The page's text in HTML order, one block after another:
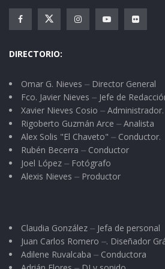
creerse dueño de ellos”.
Parra Díaz tiene a su favor el
sociales promovidas a título
caso de algunos clubes de
Unidos, los cuales por su
entregado infinidad de apoyos
vulnerables, contándose entre
discapacitados, a las
edad, a los alumnos de
De hecho, Beto Calañas se
en intermediario para
con sus coterráneos
DIRECTORIO:
Omar G. Nieves ⏤ Director General
Fco. Javier Nieves ⏤ Jefe de
Xavier Nieves Cosio ⏤ Administrador.
Rigoberto Guzmán Arce ⏤ Analista
Alex Solis "El Chaveto" ⏤ Conductor.
Rubén Becerra ⏤ Conductor
Joel López ⏤ Fotógrafo
Alexis Nieves ⏤ Productor
Claudia González ⏤ Jefa de personal
Juan Carlos Romero ⏤. Diseñador
Adilene Ruvalcaba ⏤ Conductora